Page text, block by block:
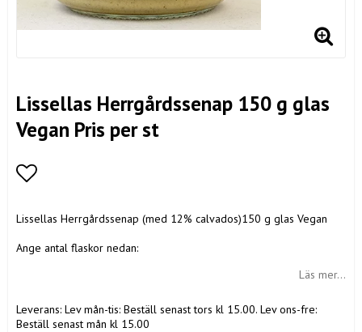
Lissellas Herrgårdssenap 150 g glas
Vegan Pris per st
Lissellas Herrgårdssenap (med 12% calvados)150 g glas Vegan
Ange antal flaskor nedan:
Läs mer...
Leverans: Lev mån-tis: Beställ senast tors kl 15.00. Lev ons-fre:
Beställ senast mån kl 15.00